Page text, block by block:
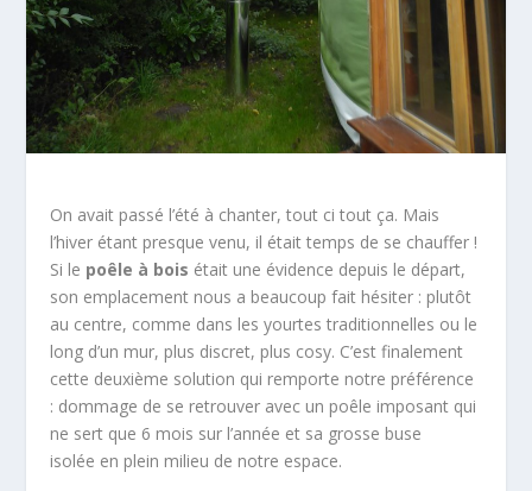
On avait passé l’été à chanter, tout ci tout ça. Mais
l’hiver étant presque venu, il était temps de se chauffer !
Si le poêle à bois était une évidence depuis le départ,
son emplacement nous a beaucoup fait hésiter : plutôt
au centre, comme dans les yourtes traditionnelles ou le
long d’un mur, plus discret, plus cosy. C’est finalement
cette deuxième solution qui remporte notre préférence
: dommage de se retrouver avec un poêle imposant qui
ne sert que 6 mois sur l’année et sa grosse buse
isolée en plein milieu de notre espace.